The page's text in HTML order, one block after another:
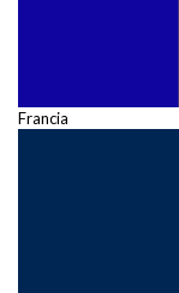
Francia